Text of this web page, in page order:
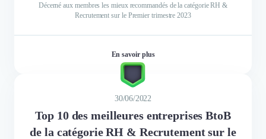
Décerné aux membres les mieux recommandés de la catégorie RH &
Recrutement sur le Premier trimestre 2023
En savoir plus
30/06/2022
Top 10 des meilleures entreprises BtoB
de la catégorie RH & Recrutement sur le